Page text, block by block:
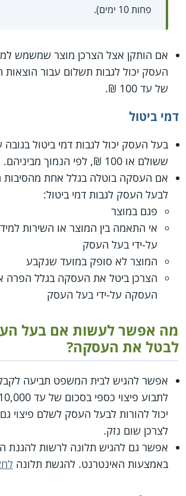
פחות 10 ימים).
אם הותקן אצל הצרכן מוצר שמשמש
העסק יכול לגבות תשלום עבור
של עד 100 ₪.
דמי ביטול
ששולם או 100 ₪, לפי הנמוך מביניהם.
אם העסקה בוטלה בגלל אחת מהסיבות
לבעל העסק לגבות דמי ביטול:
פגם במוצר
אי התאמה בין המוצר או השירות
על-ידי בעל העסק
המוצר לא סופק במועד שנקבע
הצרכן ביטל את העסקה בגלל הפרה
העסקה על-ידי בעל העסק
מה אפשר לעשות אם בעל
לבטל את העסקה?
אפשר להגיש לבית המשפט תביעה
יכול להורות לבעל העסק לשלם פיצוי
לצרכן שום נזק.
אפשר גם להגיש תלונה לרשות להגנת
באמצעות האינטרנט. להגשת תלונה